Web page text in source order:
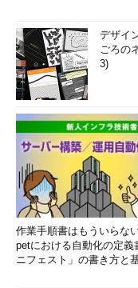
デザイ
ごろの
3)
作業手順書はもういらな
petにおける自動化の定義
ニフェスト」の書き方と